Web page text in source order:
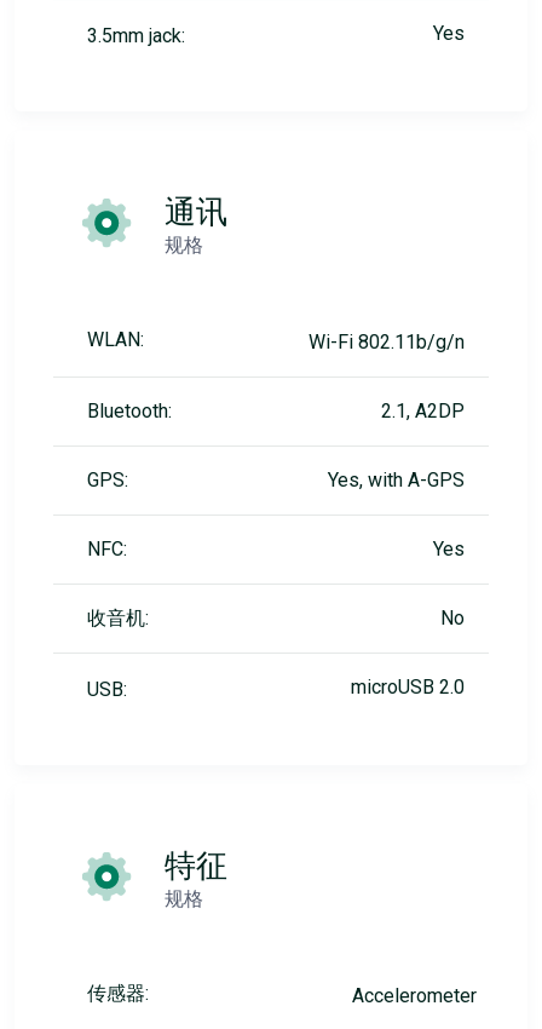
3.5mm jack: Yes
通讯
规格
WLAN: Wi-Fi 802.11b/g/n
Bluetooth: 2.1, A2DP
GPS: Yes, with A-GPS
NFC: Yes
收音机: No
USB: microUSB 2.0
特征
规格
传感器: Accelerometer